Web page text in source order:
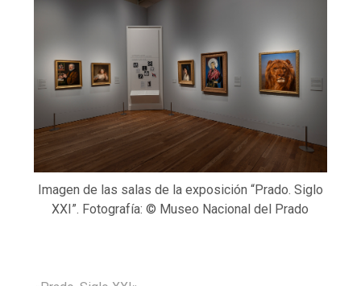
Imagen de las salas de la exposición “Prado. Siglo
XXI”. Fotografía: © Museo Nacional del Prado